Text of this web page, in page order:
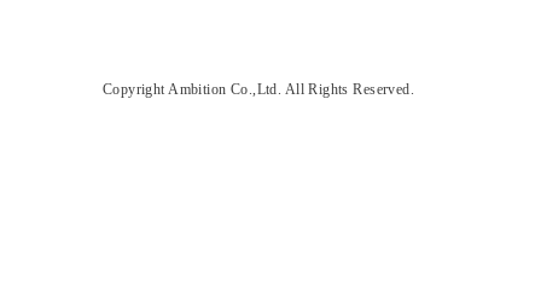
Copyright Ambition Co.,Ltd. All Rights Reserved.